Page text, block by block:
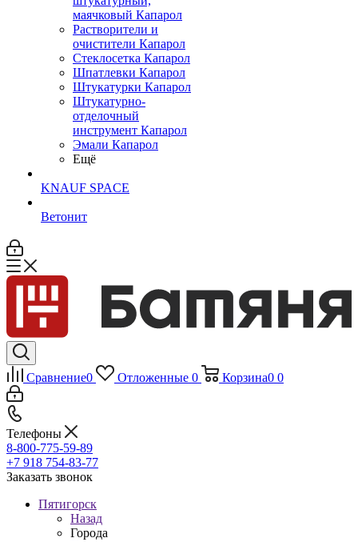
маячковый Капарол
Растворители и
очистители Капарол
Cтеклосетка Капарол
Шпатлевки Капарол
Штукатурки Капарол
Штукатурно-
отделочный
инструмент Капарол
Эмали Капарол
Ещё
KNAUF SPACE
Ветонит
Сравнение0 Отложенные 0 Корзина0 0
Телефоны
8-800-775-59-89
+7 918 754-83-77
Заказать звонок
Пятигорск
Назад
Города